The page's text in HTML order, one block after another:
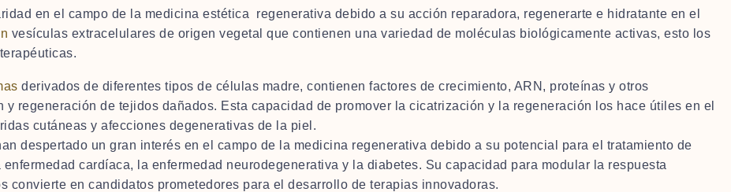
en el campo de la medicina estética regenerativa debido a su acción reparadora, regenerarte e hidratante en el
vesículas extracelulares de origen vegetal que contienen una variedad de moléculas biológicamente activas, esto los
derivados de diferentes tipos de células madre, contienen factores de crecimiento, ARN, proteínas y otros
regeneración de tejidos dañados. Esta capacidad de promover la cicatrización y la regeneración los hace útiles en el
cutáneas y afecciones degenerativas de la piel.
despertado un gran interés en el campo de la medicina regenerativa debido a su potencial para el tratamiento de
cardíaca, la enfermedad neurodegenerativa y la diabetes. Su capacidad para modular la respuesta
convierte en candidatos prometedores para el desarrollo de terapias innovadoras.